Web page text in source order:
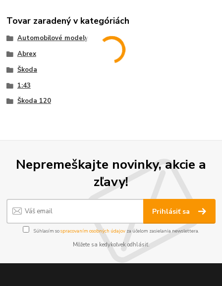
Tovar zaradený v kategóriách
Automobilové modely
Abrex
Škoda
1:43
Škoda 120
Nepremeškajte novinky, akcie a
zľavy!
Prihlásiť sa
Súhlasím sospracovaním osobných údajov za účelom zasielania newslettera.
Môžete sa kedykoľvek odhlásiť.